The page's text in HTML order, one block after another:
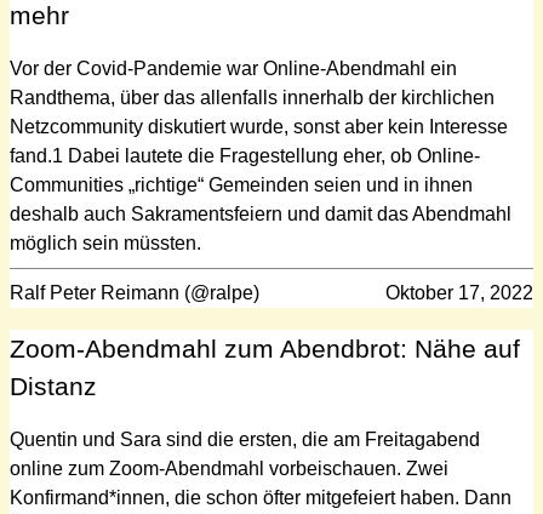
mehr
Vor der Covid-Pandemie war Online-Abendmahl ein
Randthema, über das allenfalls innerhalb der kirchlichen
Netzcommunity diskutiert wurde, sonst aber kein Interesse
fand.1 Dabei lautete die Fragestellung eher, ob Online-
Communities „richtige“ Gemeinden seien und in ihnen
deshalb auch Sakramentsfeiern und damit das Abendmahl
möglich sein müssten.
Ralf Peter Reimann (@ralpe) Oktober 17, 2022
Zoom-Abendmahl zum Abendbrot: Nähe auf
Distanz
Quentin und Sara sind die ersten, die am Freitagabend
online zum Zoom-Abendmahl vorbeischauen. Zwei
Konfirmand*innen, die schon öfter mitgefeiert haben. Dann